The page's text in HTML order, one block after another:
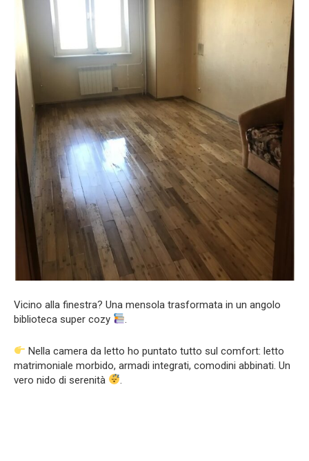
Vicino alla finestra? Una mensola trasformata in un angolo
biblioteca super cozy
.
Nella camera da letto ho puntato tutto sul comfort: letto
matrimoniale morbido, armadi integrati, comodini abbinati. Un
vero nido di serenità
.